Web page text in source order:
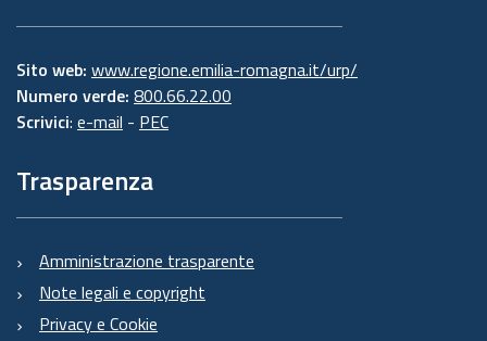
Sito web: www.regione.emilia-romagna.it/urp/
Numero verde: 800.66.22.00
Scrivici: e-mail - PEC
Trasparenza
Amministrazione trasparente
Note legali e copyright
Privacy e Cookie